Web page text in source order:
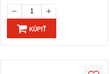
KÚPIŤ